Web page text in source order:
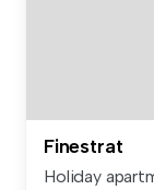
Finestrat
Holiday